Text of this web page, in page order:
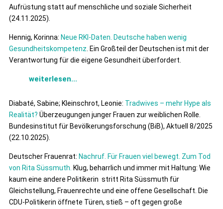
Aufrüstung statt auf menschliche und soziale Sicherheit
(24.11.2025).
Hennig, Korinna: Neue RKI-Daten. Deutsche haben wenig
Gesundheitskompetenz . Ein Großteil der Deutschen ist mit der
Verantwortung für die eigene Gesundheit überfordert.
weiterlesen...
Diabaté, Sabine; Kleinschrot, Leonie: Tradwives – mehr Hype als
Realität? Überzeugungen junger Frauen zur weiblichen Rolle.
Bundesinstitut für Bevölkerungsforschung (BiB), Aktuell 8/2025
(22.10.2025).
Deutscher Frauenrat: Nachruf. Für Frauen viel bewegt. Zum Tod
von Rita Süssmuth. Klug, beharrlich und immer mit Haltung: Wie
kaum eine andere Politikerin stritt Rita Süssmuth für
Gleichstellung, Frauenrechte und eine offene Gesellschaft. Die
CDU-Politikerin öffnete Türen, stieß – oft gegen große